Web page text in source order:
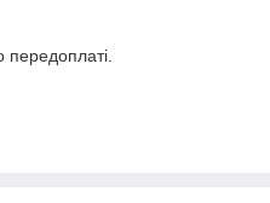
передоплаті.